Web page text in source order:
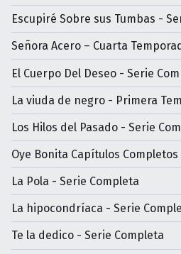
Escupiré Sobre sus Tumbas -
Señora Acero – Cuarta
El Cuerpo Del Deseo - Serie
La viuda de negro - Primera
Los Hilos del Pasado - Serie
Oye Bonita Capítulos Completos
La Pola - Serie Completa
La hipocondríaca - Serie
Te la dedico - Serie Completa